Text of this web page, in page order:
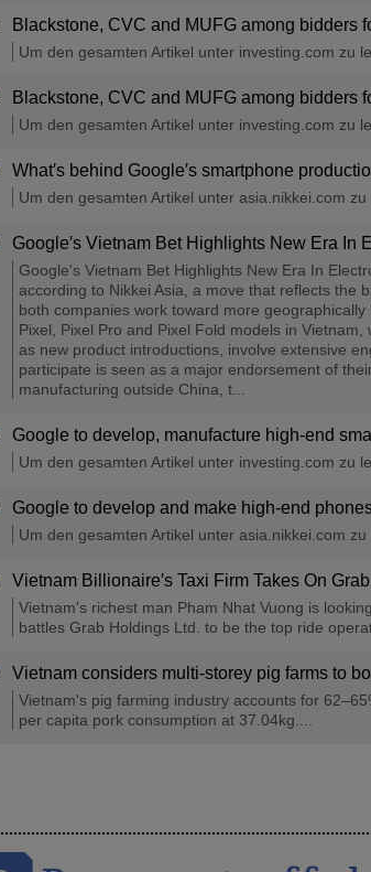
Blackstone, CVC and MUFG among bidders
Um den gesamten Artikel unter investing.com zu
Blackstone, CVC and MUFG among bidders
Um den gesamten Artikel unter investing.com zu
What′s behind Google′s smartphone
Um den gesamten Artikel unter asia.nikkei.com
Google′s Vietnam Bet Highlights New Era In
Google's Vietnam Bet Highlights New Era In
according to Nikkei Asia, a move that reflects the
both companies work toward more
Pixel, Pixel Pro and Pixel Fold models in
as new product introductions, involve extensive
participate is seen as a major endorsement of
manufacturing outside China, t...
Google to develop, manufacture high-end
Um den gesamten Artikel unter investing.com zu
Google to develop and make high-end
Um den gesamten Artikel unter asia.nikkei.com
Vietnam Billionaire′s Taxi Firm Takes On
Vietnam's richest man Pham Nhat Vuong is
battles Grab Holdings Ltd. to be the top ride
Vietnam considers multi-storey pig farms to
Vietnam's pig farming industry accounts for
per capita pork consumption at 37.04kg....